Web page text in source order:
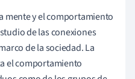
mente y el comportamiento
de las conexiones
de la sociedad. La
el comportamiento